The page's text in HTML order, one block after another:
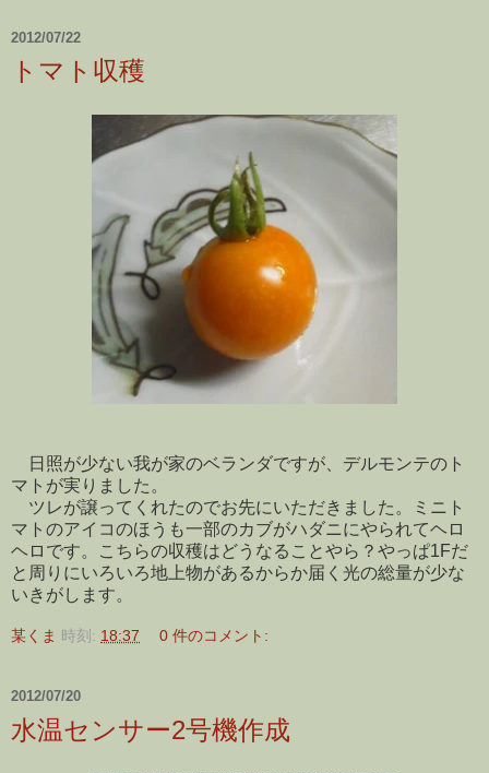
2012/07/22
トマト収穫
日照が少ない我が家のベランダですが、デルモンテのト
マトが実りました。
ツレが譲ってくれたのでお先にいただきました。ミニト
マトのアイコのほうも一部のカブがハダニにやられてヘロ
ヘロです。こちらの収穫はどうなることやら？やっぱ1Fだ
と周りにいろいろ地上物があるからか届く光の総量が少な
いきがします。
某くま 時刻: 18:37 0 件のコメント:
2012/07/20
水温センサー2号機作成